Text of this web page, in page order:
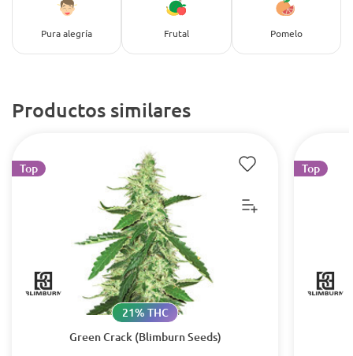
Pura alegría Frutal Pomelo
Productos similares
Green Crack (Blimburn Seeds)
21% THC
Top Top